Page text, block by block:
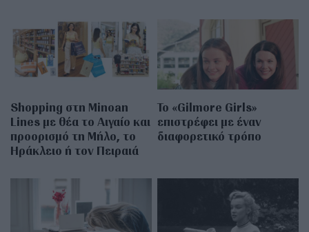
Shopping στη Minoan
Lines με θέα το Αιγαίο και
προορισμό τη Μήλο, το
Ηράκλειο ή τον Πειραιά
Το «Gilmore Girls»
επιστρέφει με έναν
διαφορετικό τρόπο